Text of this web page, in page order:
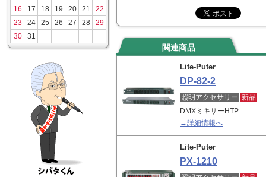
16
17 18 19 20 21
22
23
24 25 26 27 28
29
30
31
関連商品
Lite-Puter
DP-82-2
照明アクセサリー 新品
DMXミキサーHTP
→詳細情報へ
Lite-Puter
PX-1210